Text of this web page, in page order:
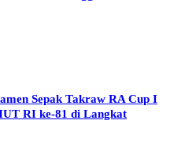
Sepak Takraw RA Cup I
RI ke-81 di Langkat